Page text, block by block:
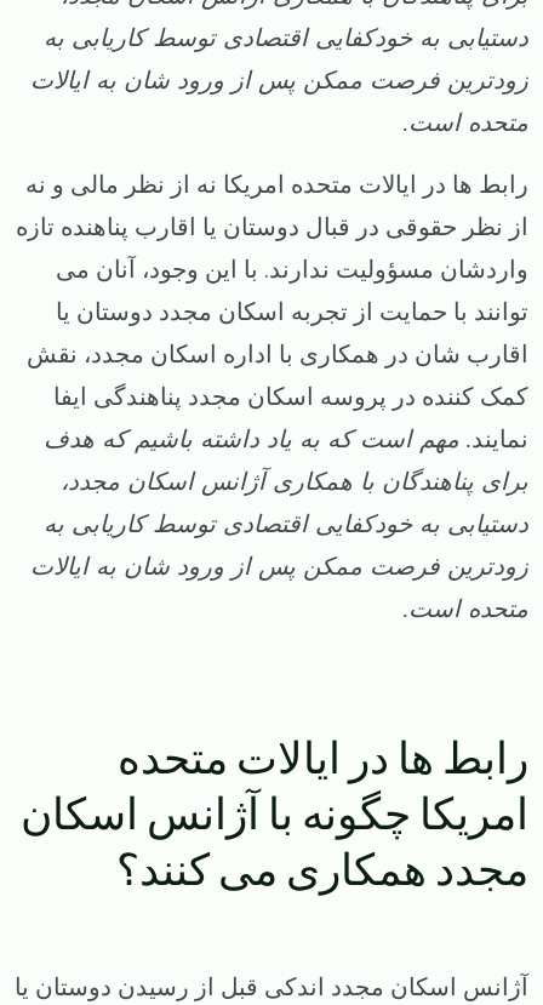
دستیابی به خودکفایی اقتصادی توسط کاریابی به
زودترین فرصت ممکن پس از ورود شان به ایالات
متحده است.
رابط ها در ایالات متحده امریکا نه از نظر مالی و نه
از نظر حقوقی در قبال دوستان یا اقارب پناهنده تازه
واردشان مسؤولیت ندارند. با این وجود، آنان می
توانند با حمایت از تجربه اسکان مجدد دوستان یا
اقارب شان در همکاری با اداره اسکان مجدد، نقش
کمک کننده در پروسه اسکان مجدد پناهندگی ایفا
نمایند. مهم است که به یاد داشته باشیم که هدف
برای پناهندگان با همکاری آژانس اسکان مجدد،
دستیابی به خودکفایی اقتصادی توسط کاریابی به
زودترین فرصت ممکن پس از ورود شان به ایالات
متحده است.
رابط ها در ایالات متحده
امریکا چگونه با آژانس اسکان
مجدد همکاری می کنند؟
آژانس اسکان مجدد اندکی قبل از رسیدن دوستان یا